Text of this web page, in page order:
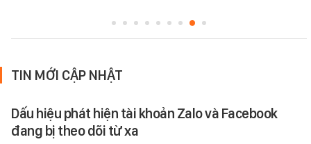
TIN MỚI CẬP NHẬT
Dấu hiệu phát hiện tài khoản Zalo và Facebook
đang bị theo dõi từ xa